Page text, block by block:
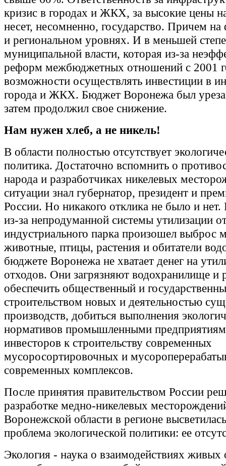
кризис в городах и ЖКХ, за высокие цены
несет, несомненно, государство. Причем на
и региональном уровнях. И в меньшей
муниципальной власти, которая из-за
реформ межбюджетных отношений с 2001
возможности осуществлять инвестиции в
города и ЖКХ. Бюджет Воронежа был
затем продолжил свое снижение.
Нам нужен хлеб, а не никель!
В области полностью отсутствует
политика. Достаточно вспомнить о
народа и разработчиках никелевых
ситуации знал губернатор, президент и
России. Но никакого отклика не было и
из-за непродуманной системы утилизации
индустриального парка произошел выброс
животные, птицы, растения и обитатели
бюджете Воронежа не хватает денег на
отходов. Они загрязняют водохранилище
обеспечить общественный и
строительством новых и деятельностью
производств, добиться выполнения
нормативов промышленными
инвесторов к строительству современных
мусоросортировочных и
современных комплексов.
После принятия правительством России
разработке медно-никелевых
Воронежской области в регионе
проблема экологической политики: ее
Экология - наука о взаимодействиях живых